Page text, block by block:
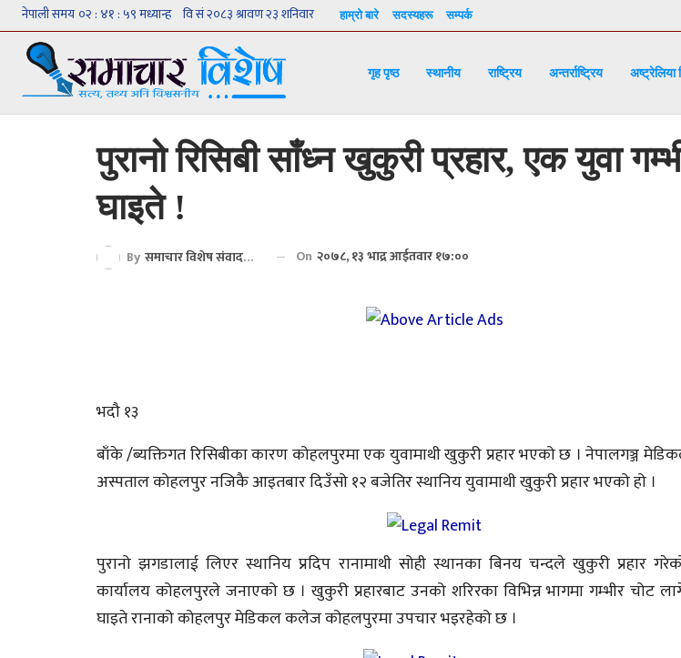
हाम्रो बारे सदस्यहरू सम्पर्क
गृह पृष्ठ स्थानीय राष्ट्रिय अन्तर्राष्ट्रिय अष्ट्रेलिया
पुरानो रिसिबी साँध्न खुकुरी प्रहार, एक युवा
घाइते !
By समाचार विशेष संवाददाता On २०७८, १३ भाद्र आईतवार १७:००
भदौ १३
बाँके /ब्यक्तिगत रिसिबीका कारण कोहलपुरमा एक युवामाथी खुकुरी प्रहार भएको छ । नेपालगञ्ज
अस्पताल कोहलपुर नजिकै आइतबार दिउँसो १२ बजेतिर स्थानिय युवामाथी खुकुरी प्रहार भएको हो ।
पुरानो झगडालाई लिएर स्थानिय प्रदिप रानामाथी सोही स्थानका बिनय चन्दले खुकुरी प्रहार
कार्यालय कोहलपुरले जनाएको छ । खुकुरी प्रहारबाट उनको शरिरका विभिन्न भागमा गम्भीर चोट
घाइते रानाको कोहलपुर मेडिकल कलेज कोहलपुरमा उपचार भइरहेको छ ।